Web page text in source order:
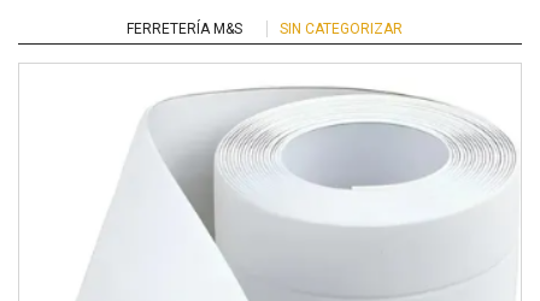
FERRETERÍA M&S SIN CATEGORIZAR